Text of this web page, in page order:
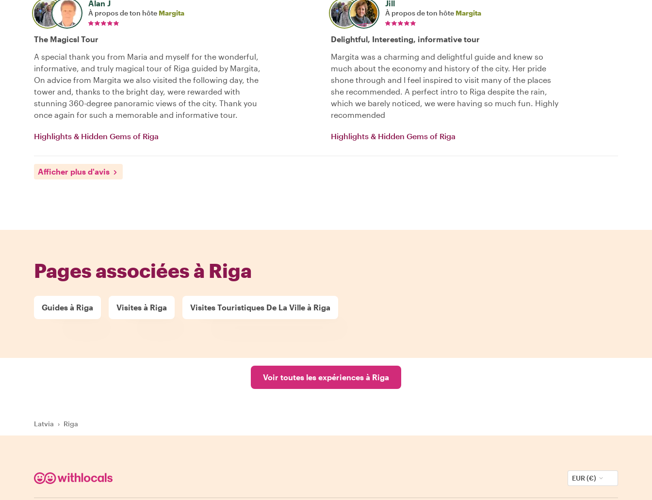
Alan J
À propos de ton hôte Margita
The Magicsl Tour
A special thank you from Maria and myself for the wonderful,
informative, and truly magical tour of Riga guided by Margita,
On advice from Margita we also visited the following day, the
tower and, thanks to the bright day, were rewarded with
stunning 360-degree panoramic views of the city. Thank you
once again for such a memorable and informative tour.
Highlights & Hidden Gems of Riga
Jill
À propos de ton hôte Margita
Delightful, Interesting, informative tour
Margita was a charming and delightful guide and knew so
much about the economy and history of the city. Her pride
shone through and I feel inspired to visit many of the places
she recommended. A perfect intro to Riga despite the rain,
which we barely noticed, we were having so much fun. Highly
recommended
Highlights & Hidden Gems of Riga
Afficher plus d'avis
Pages associées à Riga
Guides à Riga Visites à Riga Visites Touristiques De La Ville à Riga
Voir toutes les expériences à Riga
Latvia › Riga
EUR (€)